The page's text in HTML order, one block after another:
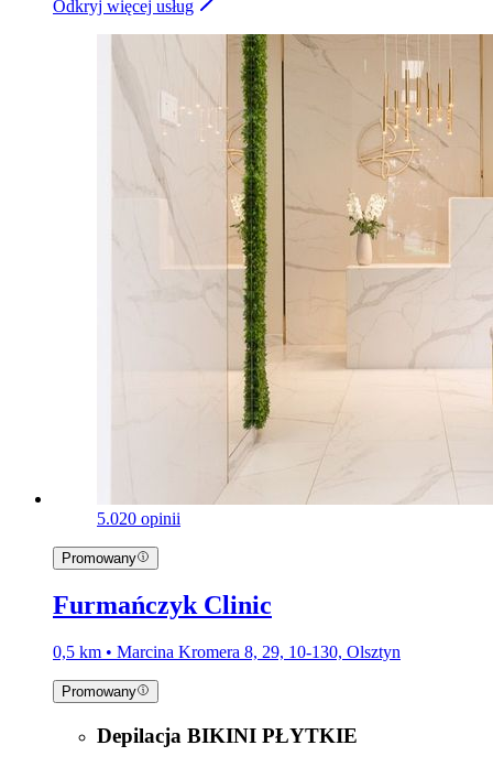
Odkryj więcej usług
5.020 opinii
Promowany
Furmańczyk Clinic
0,5 km • Marcina Kromera 8, 29, 10-130, Olsztyn
Promowany
Depilacja BIKINI PŁYTKIE